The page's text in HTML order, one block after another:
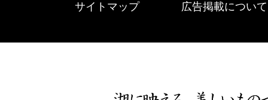
サイトマップ 広告掲載について